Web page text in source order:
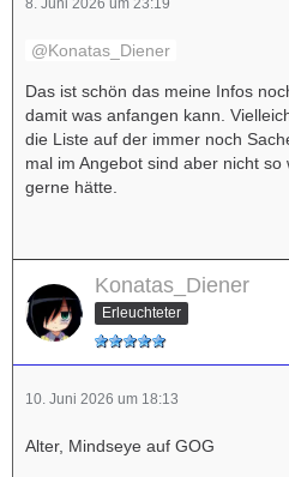
8. Juni 2026 um 23:19
Konatas_Diener
Das ist schön das meine Infos
damit was anfangen kann.
die Liste auf der immer noch
mal im Angebot sind aber nicht
gerne hätte.
Konatas_Diener
Erleuchteter
10. Juni 2026 um 18:13
Alter, Mindseye auf GOG